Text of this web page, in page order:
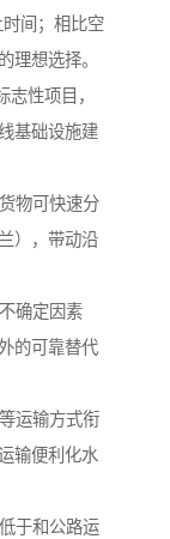
时间；相比空
理想选择。
志性项目，
基础设施建
物可快速分
），带动沿
确定因素
的可靠替代
运输方式衔
输便利化水
于和公路运